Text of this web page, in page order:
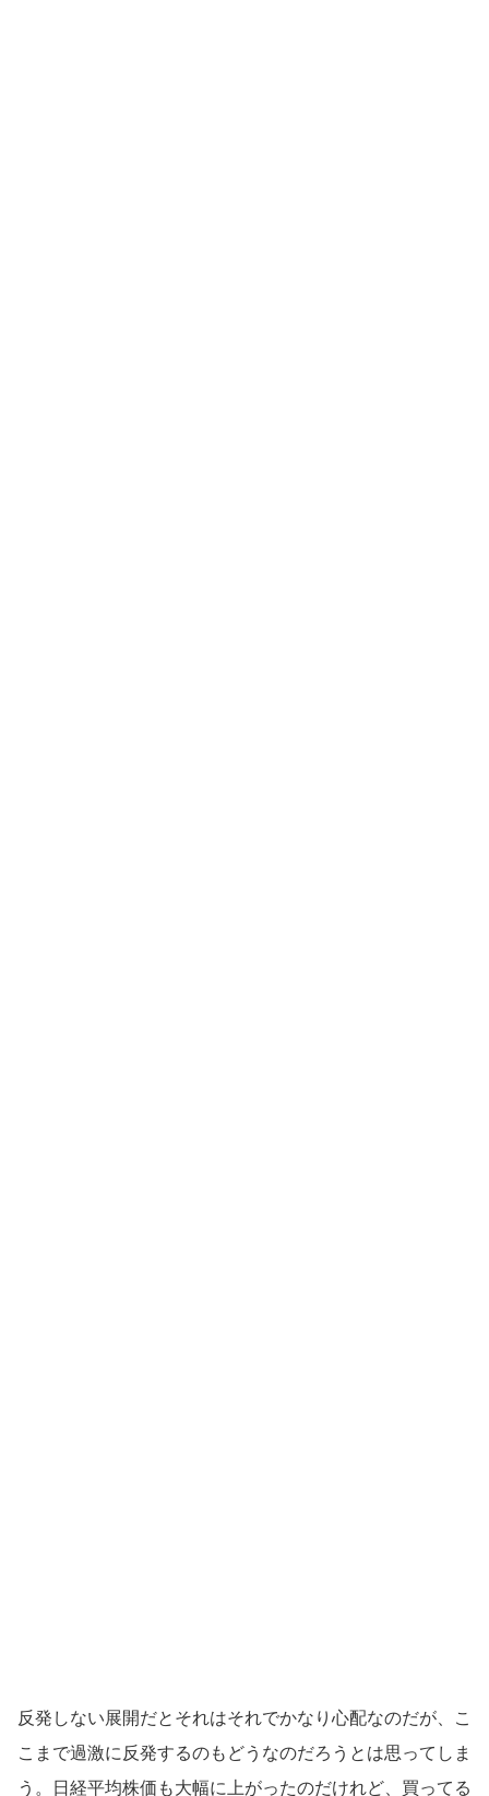
反発しない展開だとそれはそれでかなり心配なのだが、こ
こまで過激に反発するのもどうなのだろうとは思ってしま
う。日経平均株価も大幅に上がったのだけれど、買ってる